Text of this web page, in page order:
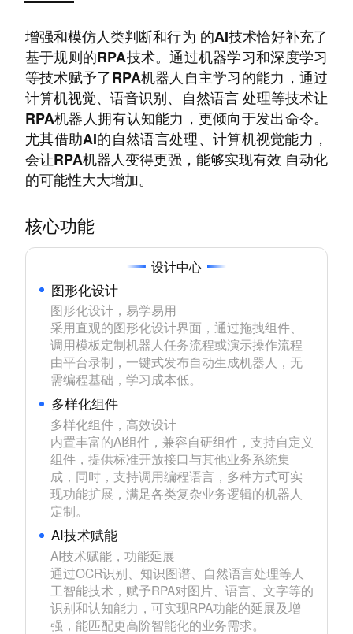
增强和模仿人类判断和行为 的AI技术恰好补充了
基于规则的RPA技术。通过机器学习和深度学习
等技术赋予了RPA机器人自主学习的能力，通过
计算机视觉、语音识别、自然语言 处理等技术让
RPA机器人拥有认知能力，更倾向于发出命令。
尤其借助AI的自然语言处理、计算机视觉能力，
会让RPA机器人变得更强，能够实现有效 自动化
的可能性大大增加。
核心功能
设计中心
图形化设计
图形化设计，易学易用
采用直观的图形化设计界面，通过拖拽组件、
调用模板定制机器人任务流程或演示操作流程
由平台录制，一键式发布自动生成机器人，无
需编程基础，学习成本低。
多样化组件
多样化组件，高效设计
内置丰富的AI组件，兼容自研组件，支持自定义
组件，提供标准开放接口与其他业务系统集
成，同时，支持调用编程语言，多种方式可实
现功能扩展，满足各类复杂业务逻辑的机器人
定制。
AI技术赋能
AI技术赋能，功能延展
通过OCR识别、知识图谱、自然语言处理等人
工智能技术，赋予RPA对图片、语言、文字等的
识别和认知能力，可实现RPA功能的延展及增
强，能匹配更高阶智能化的业务需求。